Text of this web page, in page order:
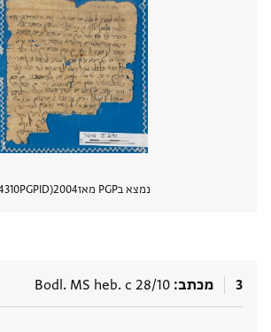
נמצא בPGP מאז 2004
PGPID
3 מכתב Bodl. MS heb. c 28/10